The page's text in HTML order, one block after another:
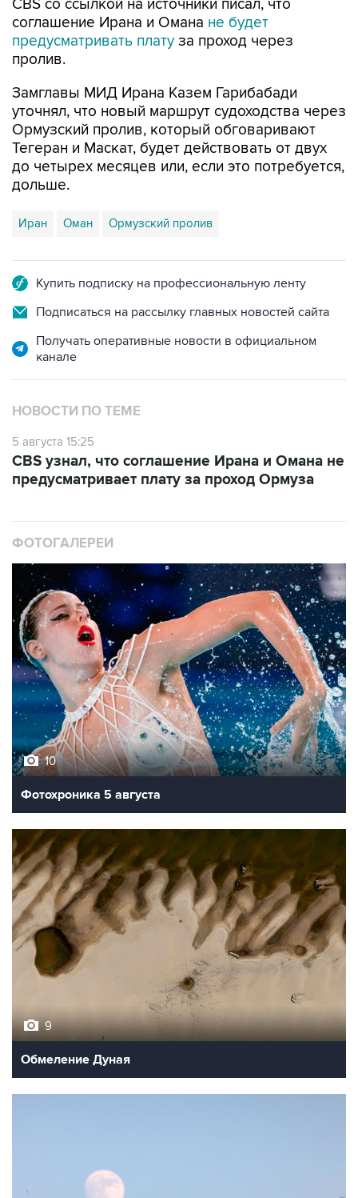
CBS со ссылкой на источники писал, что
соглашение Ирана и Омана не будет
предусматривать плату за проход через
пролив.
Замглавы МИД Ирана Казем Гарибабади
уточнял, что новый маршрут судоходства через
Ормузский пролив, который обговаривают
Тегеран и Маскат, будет действовать от двух
до четырех месяцев или, если это потребуется,
дольше.
Иран Оман Ормузский пролив
Купить подписку на профессиональную ленту
Подписаться на рассылку главных новостей сайта
Получать оперативные новости в официальном
канале
НОВОСТИ ПО ТЕМЕ
5 августа 15:25
CBS узнал, что соглашение Ирана и Омана не
предусматривает плату за проход Ормуза
ФОТОГАЛЕРЕИ
10
Фотохроника 5 августа
9
Обмеление Дуная